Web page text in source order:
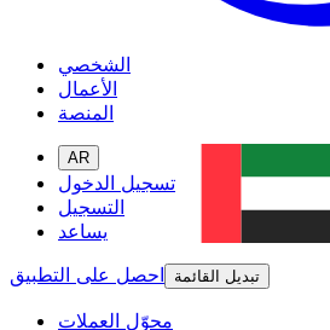
الشخصي
الأعمال
المنصة
AR
تسجيل الدخول
التسجيل
يساعد
احصل على التطبيق
تبديل القائمة
محوّل العملات